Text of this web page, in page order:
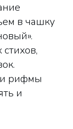
в чашку
рифмы
и